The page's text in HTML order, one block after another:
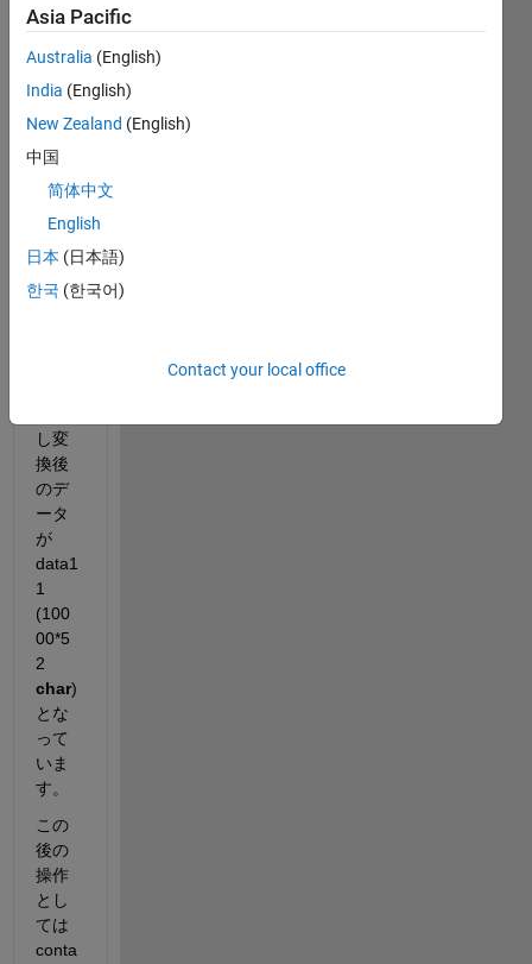
00*1
9
le)を
文字
列変
るた
め、
num2
使用
し変
換後
のデ
ータ
が
data1
1
(100
00*5
char)
とな
って
いま
す。
この
後の
操作
とし
ては
conta
Asia Pacific
Australia (English)
India (English)
New Zealand (English)
中国
简体中文
English
日本 (日本語)
한국 (한국어)
Contact your local office